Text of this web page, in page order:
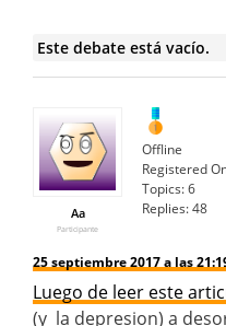
Este debate está vacío.
Aa
Participante
Offline
Registered
Topics:6
Replies:48
25 septiembre 2017 a las
Luego de leer este
(y la depresion) a